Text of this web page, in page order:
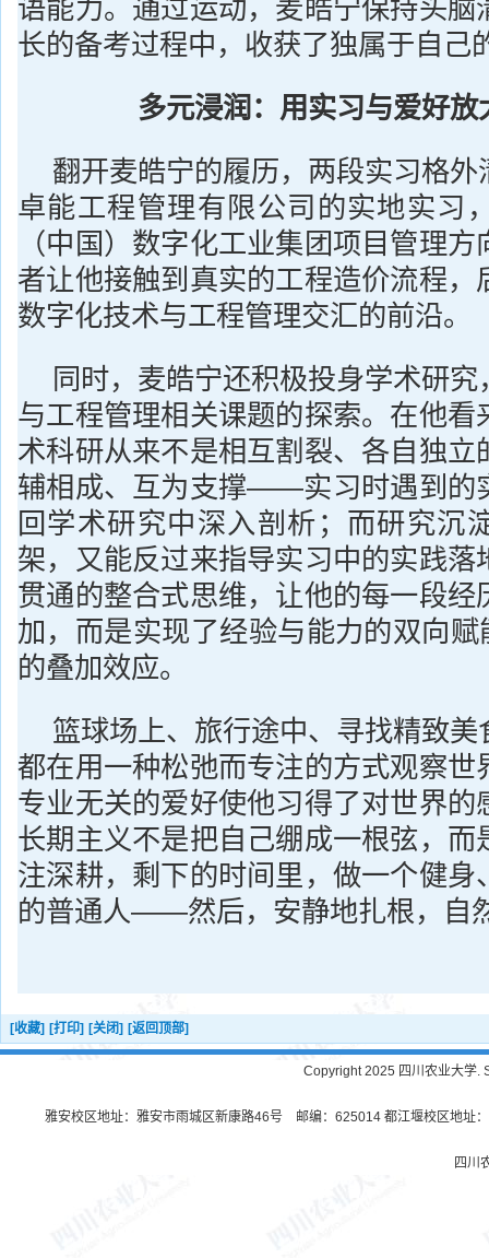
语能力。通过运动，麦皓宁保持头脑
长的备考过程中，收获了独属于自己
多元浸润：用实习与爱好放
翻开麦皓宁的履历，两段实习格
卓能工程管理有限公司的实地实习
（中国）数字化工业集团项目管理
者让他接触到真实的工程造价流程，
数字化技术与工程管理交汇的前沿。
同时，麦皓宁还积极投身学术研
与工程管理相关课题的探索。在他看
术科研从来不是相互割裂、各自独立
辅相成、互为支撑——实习时遇到的
回学术研究中深入剖析；而研究沉
架，又能反过来指导实习中的实践落
贯通的整合式思维，让他的每一段经
加，而是实现了经验与能力的双向赋
的叠加效应。
篮球场上、旅行途中、寻找精致
都在用一种松弛而专注的方式观察世
专业无关的爱好使他习得了对世界的
长期主义不是把自己绷成一根弦，而
注深耕，剩下的时间里，做一个健身
的普通人——然后，安静地扎根，自
[收藏] [打印] [关闭] [返回顶部]
Copyright 2025 四川农业大学.
雅安校区地址：雅安市雨城区新康路46号 邮编：625014 都江堰校区地址
四川